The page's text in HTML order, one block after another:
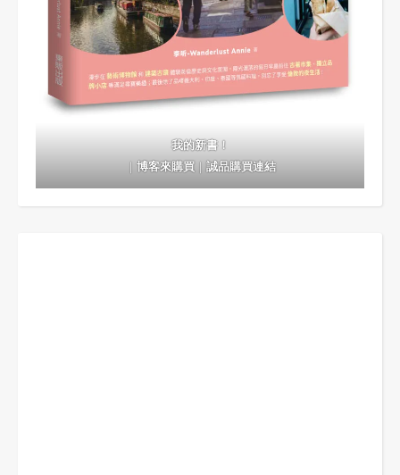
我的新書！
｜博客來購買｜誠品購買連結